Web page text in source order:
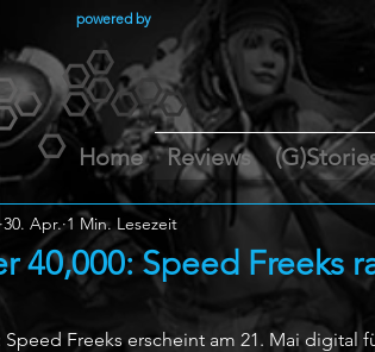
powered by
Home Reviews
40,000: Speed Freeks
30. Apr. 1 Min. Lesezeit
Speed Freeks erscheint am 21. Mai digital